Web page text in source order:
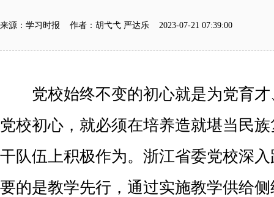
来源：学习时报 作者：胡弋弋 严达乐 2023-07-21 07:39:00
党校始终不变的初心就是为党育才
党校初心，就必须在培养造就堪当民
干队伍上积极作为。浙江省委党校深
要的是教学先行，通过实施教学供给